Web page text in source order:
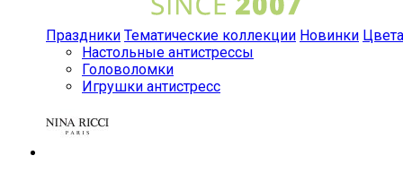
Праздники Тематические коллекции Новинки Цвета
Настольные антистрессы
Головоломки
Игрушки антистресс